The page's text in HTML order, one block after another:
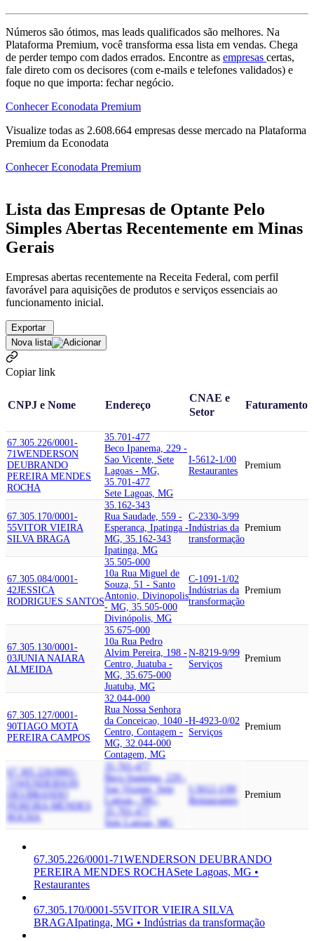
Números são ótimos, mas leads qualificados são melhores. Na
Plataforma Premium, você transforma essa lista em vendas. Chega
de perder tempo com dados errados. Encontre as empresas certas,
fale direto com os decisores (com e-mails e telefones validados) e
foque no que importa: fechar negócio.
Conhecer Econodata Premium
Visualize todas as 2.608.664 empresas desse mercado na Plataforma
Premium da Econodata
Conhecer Econodata Premium
Lista das Empresas de Optante Pelo
Simples Abertas Recentemente em Minas
Gerais
Empresas abertas recentemente na Receita Federal, com perfil
favorável para aquisições de produtos e serviços essenciais ao
funcionamento inicial.
Exportar
Nova lista
Copiar link
CNPJ e Nome Endereço
CNAE e
Setor
Faturamento
67.305.226/0001-
71WENDERSON
DEUBRANDO
PEREIRA MENDES
ROCHA
35.701-477
Beco Ipanema, 229 -
Sao Vicente, Sete
Lagoas - MG,
35.701-477
Sete Lagoas, MG
I-5612-1/00
Restaurantes
Premium
67.305.170/0001-
55VITOR VIEIRA
SILVA BRAGA
35.162-343
Rua Saudade, 559 -
Esperanca, Ipatinga -
MG, 35.162-343
Ipatinga, MG
C-2330-3/99
Indústrias da
transformação
Premium
67.305.084/0001-
42JESSICA
RODRIGUES SANTOS
35.505-000
10a Rua Miguel de
Souza, 51 - Santo
Antonio, Divinopolis
- MG, 35.505-000
Divinópolis, MG
C-1091-1/02
Indústrias da
transformação
Premium
67.305.130/0001-
03JUNIA NAIARA
ALMEIDA
35.675-000
10a Rua Pedro
Alvim Pereira, 198 -
Centro, Juatuba -
MG, 35.675-000
Juatuba, MG
N-8219-9/99
Serviços
Premium
67.305.127/0001-
90TIAGO MOTA
PEREIRA CAMPOS
32.044-000
Rua Nossa Senhora
da Conceicao, 1040 -
Centro, Contagem -
MG, 32.044-000
Contagem, MG
H-4923-0/02
Serviços
Premium
67.305.226/0001-
WENDERSON
DEUBRANDO
PEREIRA MENDES
ROCHA
35.701-477
Beco Ipanema, 229 -
Sao Vicente, Sete
Lagoas - MG,
35.701-477
Sete Lagoas, MG
I-5612-1/00
Restaurantes
Premium
67.305.226/0001-71WENDERSON DEUBRANDO
PEREIRA MENDES ROCHASete Lagoas, MG •
Restaurantes
67.305.170/0001-55VITOR VIEIRA SILVA
BRAGAIpatinga, MG • Indústrias da transformação